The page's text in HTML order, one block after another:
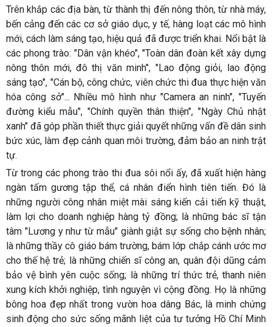
Trên khắp các địa bàn, từ thành thị đến nông thôn, từ nhà máy,
bến cảng đến các cơ sở giáo dục, y tế, hàng loạt các mô hình
mới, cách làm sáng tạo, hiệu quả đã được triển khai. Nổi bật là
các phong trào: "Dân vận khéo", "Toàn dân đoàn kết xây dựng
nông thôn mới, đô thị văn minh", "Lao động giỏi, lao động
sáng tạo", "Cán bộ, công chức, viên chức thi đua thực hiện văn
hóa công sở"... Nhiều mô hình như "Camera an ninh", "Tuyến
đường kiểu mẫu", "Chính quyền thân thiện", "Ngày Chủ nhật
xanh" đã góp phần thiết thực giải quyết những vấn đề dân sinh
bức xúc, làm đẹp cảnh quan môi trường, đảm bảo an ninh trật
tự.
Từ trong các phong trào thi đua sôi nổi ấy, đã xuất hiện hàng
ngàn tấm gương tập thể, cá nhân điển hình tiên tiến. Đó là
những người công nhân miệt mài sáng kiến cải tiến kỹ thuật,
làm lợi cho doanh nghiệp hàng tỷ đồng; là những bác sĩ tận
tâm "Lương y như từ mẫu" giành giật sự sống cho bệnh nhân;
là những thầy cô giáo bám trường, bám lớp chắp cánh ước mơ
cho thế hệ trẻ; là những chiến sĩ công an, quân đội dũng cảm
bảo vệ bình yên cuộc sống; là những trí thức trẻ, thanh niên
xung kích khởi nghiệp, tình nguyện vì cộng đồng. Họ là những
bông hoa đẹp nhất trong vườn hoa dâng Bác, là minh chứng
sinh động cho sức sống mãnh liệt của tư tưởng Hồ Chí Minh